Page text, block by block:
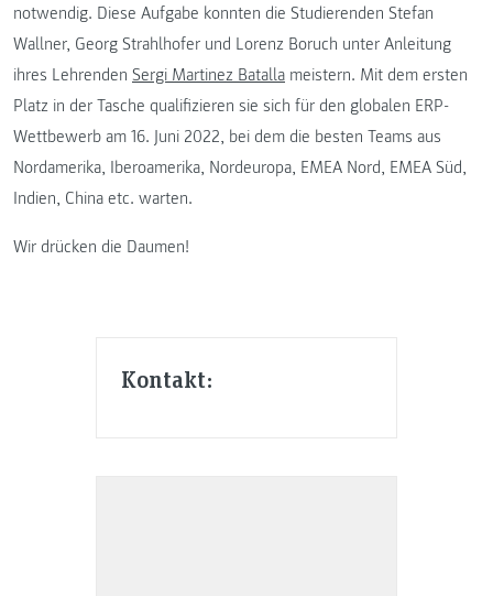
Kontakt:
notwendig. Diese Aufgabe konnten die Studierenden Stefan
Wallner, Georg Strahlhofer und Lorenz Boruch unter Anleitung
ihres Lehrenden Sergi Martinez Batalla meistern. Mit dem ersten
Platz in der Tasche qualifizieren sie sich für den globalen ERP-
Wettbewerb am 16. Juni 2022, bei dem die besten Teams aus
Nordamerika, Iberoamerika, Nordeuropa, EMEA Nord, EMEA Süd,
Indien, China etc. warten.
Wir drücken die Daumen!